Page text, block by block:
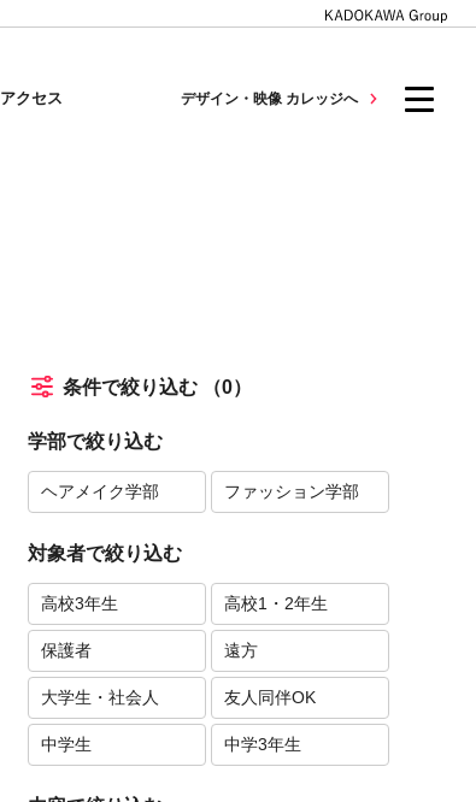
アクセス デザイン・映像 カレッジへ
条件で絞り込む （0）
学部で絞り込む
ヘアメイク学部 ファッション学部
対象者で絞り込む
高校3年生 高校1・2年生
保護者 遠方
大学生・社会人 友人同伴OK
中学生 中学3年生